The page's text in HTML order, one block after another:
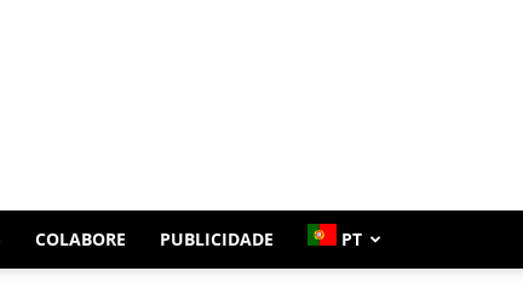
COLABORE PUBLICIDADE PT